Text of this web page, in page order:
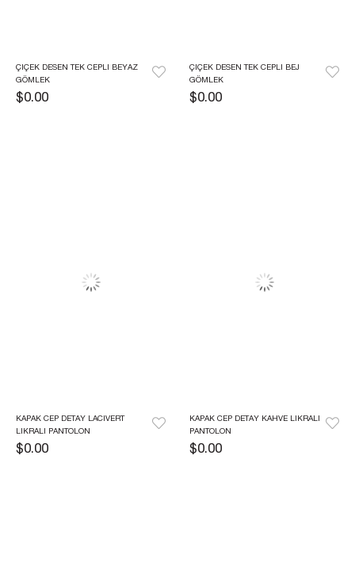
ÇIÇEK DESEN TEK CEPLI BEYAZ
GÖMLEK
$0.00
ÇIÇEK DESEN TEK CEPLI BEJ
GÖMLEK
$0.00
KAPAK CEP DETAY LACIVERT
LIKRALI PANTOLON
$0.00
KAPAK CEP DETAY KAHVE LIKRALI
PANTOLON
$0.00